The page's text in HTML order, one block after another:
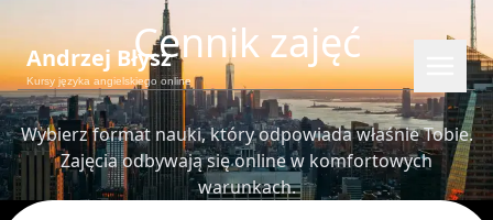
Andrzej Błysz
Kursy języka angielskiego online
Cennik zajęć
Wybierz format nauki, który odpowiada właśnie Tobie.
Zajęcia odbywają się online w komfortowych
warunkach.